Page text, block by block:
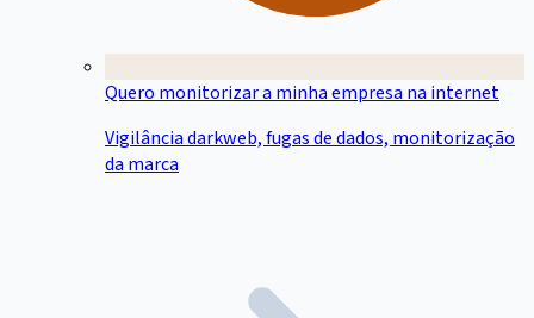
Quero monitorizar a minha empresa na internet
Vigilância darkweb, fugas de dados, monitorização
da marca